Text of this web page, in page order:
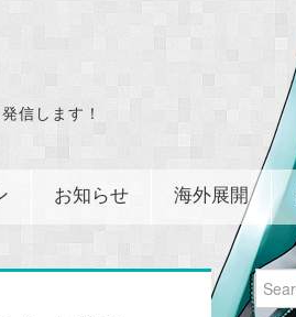
信します！
お知らせ 海外展開
Search
for: